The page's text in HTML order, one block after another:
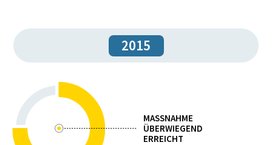
2015
MASSNAHME
ÜBERWIEGEND
ERREICHT